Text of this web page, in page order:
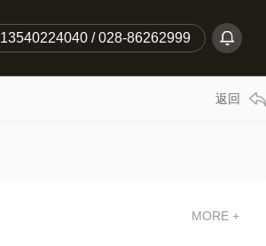
13540224040 / 028-86262999
返回
MORE +